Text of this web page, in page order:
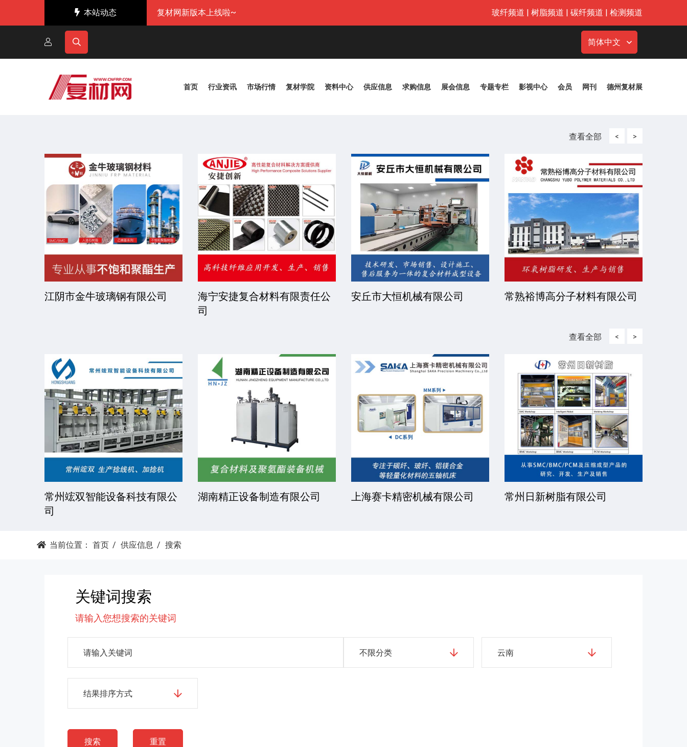
本站动态 复材网新版本上线啦~ 玻纤频道 | 树脂频道 | 碳纤频道 | 检测频道
简体中文
首页 行业资讯 市场行情 复材学院 资料中心 供应信息 求购信息 展会信息 专题专栏 影视中心 会员 网刊 德州复材展
查看全部 <
江阴市金牛玻璃钢有限公司
海宁安捷复合材料有限责任公
司
安丘市大恒机械有限公司 常熟裕博高分子材料有限公司
>
查看全部 <
常州竤双智能设备科技有限公
司
湖南精正设备制造有限公司 上海赛卡精密机械有限公司 常州日新树脂有限公司
>
当前位置： 首页 供应信息 搜索
关键词搜索
请输入您想搜索的关键词
不限分类 云南
结果排序方式
搜索 重置